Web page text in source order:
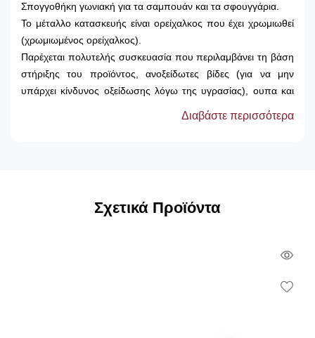
Σπογγοθήκη γωνιακή για τα σαμπουάν και τα σφουγγάρια.
Το μέταλλο κατασκευής είναι ορείχαλκος που έχει χρωμιωθεί
(χρωμιωμένος ορείχαλκος).
Παρέχεται πολυτελής συσκευασία που περιλαμβάνει τη βάση
στήριξης του προϊόντος, ανοξείδωτες βίδες (για να μην
υπάρχει κίνδυνος οξείδωσης λόγω της υγρασίας), ουπα και
Το προϊόν κατασκευάζεται στην Ελλάδα, απο την πιο
Διαβάστε περισσότερα
Σχετικά Προϊόντα